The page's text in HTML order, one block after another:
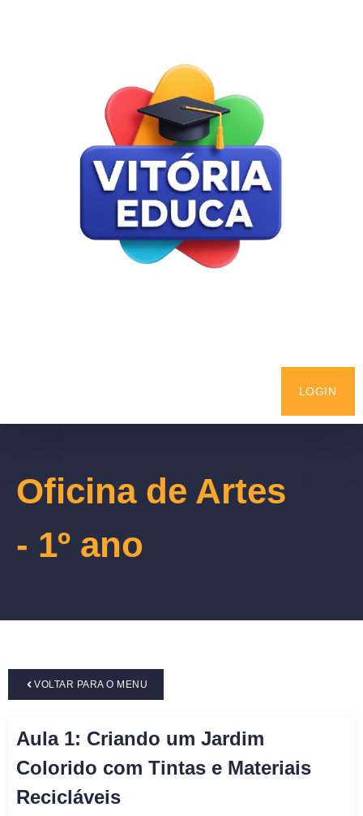
LOGIN
Oficina de Artes
- 1º ano
VOLTAR PARA O MENU
Aula 1: Criando um Jardim
Colorido com Tintas e Materiais
Recicláveis